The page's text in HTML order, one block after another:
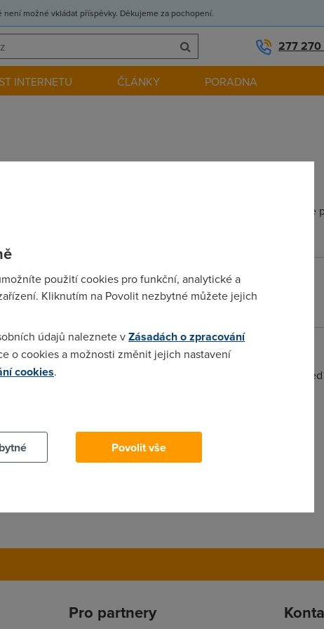
není možné vkládat příspěvky. Děkujeme za pochopení.
277 270
INTERNETU ČLÁNKY PORADNA
Kdz nechci volat? Docela by me to zajmalo, zbavit se zlute
to znamena ze i telefoni linku kterou nepouzivas k
rozhodly.
Pro partnery
použití cookies pro funkční, analytické a
Kliknutím na Povolit nezbytné můžete jejich
údajů naleznete vZásadách o zpracování
o cookies a možnosti změnit jejich nastavení
cookies.
Povolit vše